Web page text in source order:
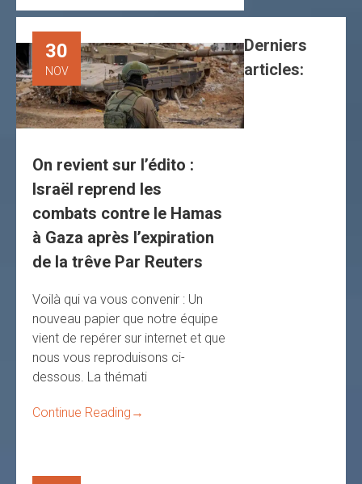
30
NOV
On revient sur l’édito :
Israël reprend les
combats contre le Hamas
à Gaza après l’expiration
de la trêve Par Reuters
Voilà qui va vous convenir : Un
nouveau papier que notre équipe
vient de repérer sur internet et que
nous vous reproduisons ci-
dessous. La thémati
Continue Reading →
Derniers
articles: